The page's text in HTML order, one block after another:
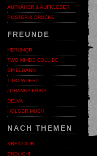
AUFNÄHER & AUFKLEBER
POSTER & DRUCKE
FREUNDE
HERUMOR
TWO MINDS COLLIDE
SPIELBANN
TIMO WUERZ
JOHANNA KRINS
DELVA
HOLGER MUCH
NACH THEMEN
KREATOUR
ENDLICH!